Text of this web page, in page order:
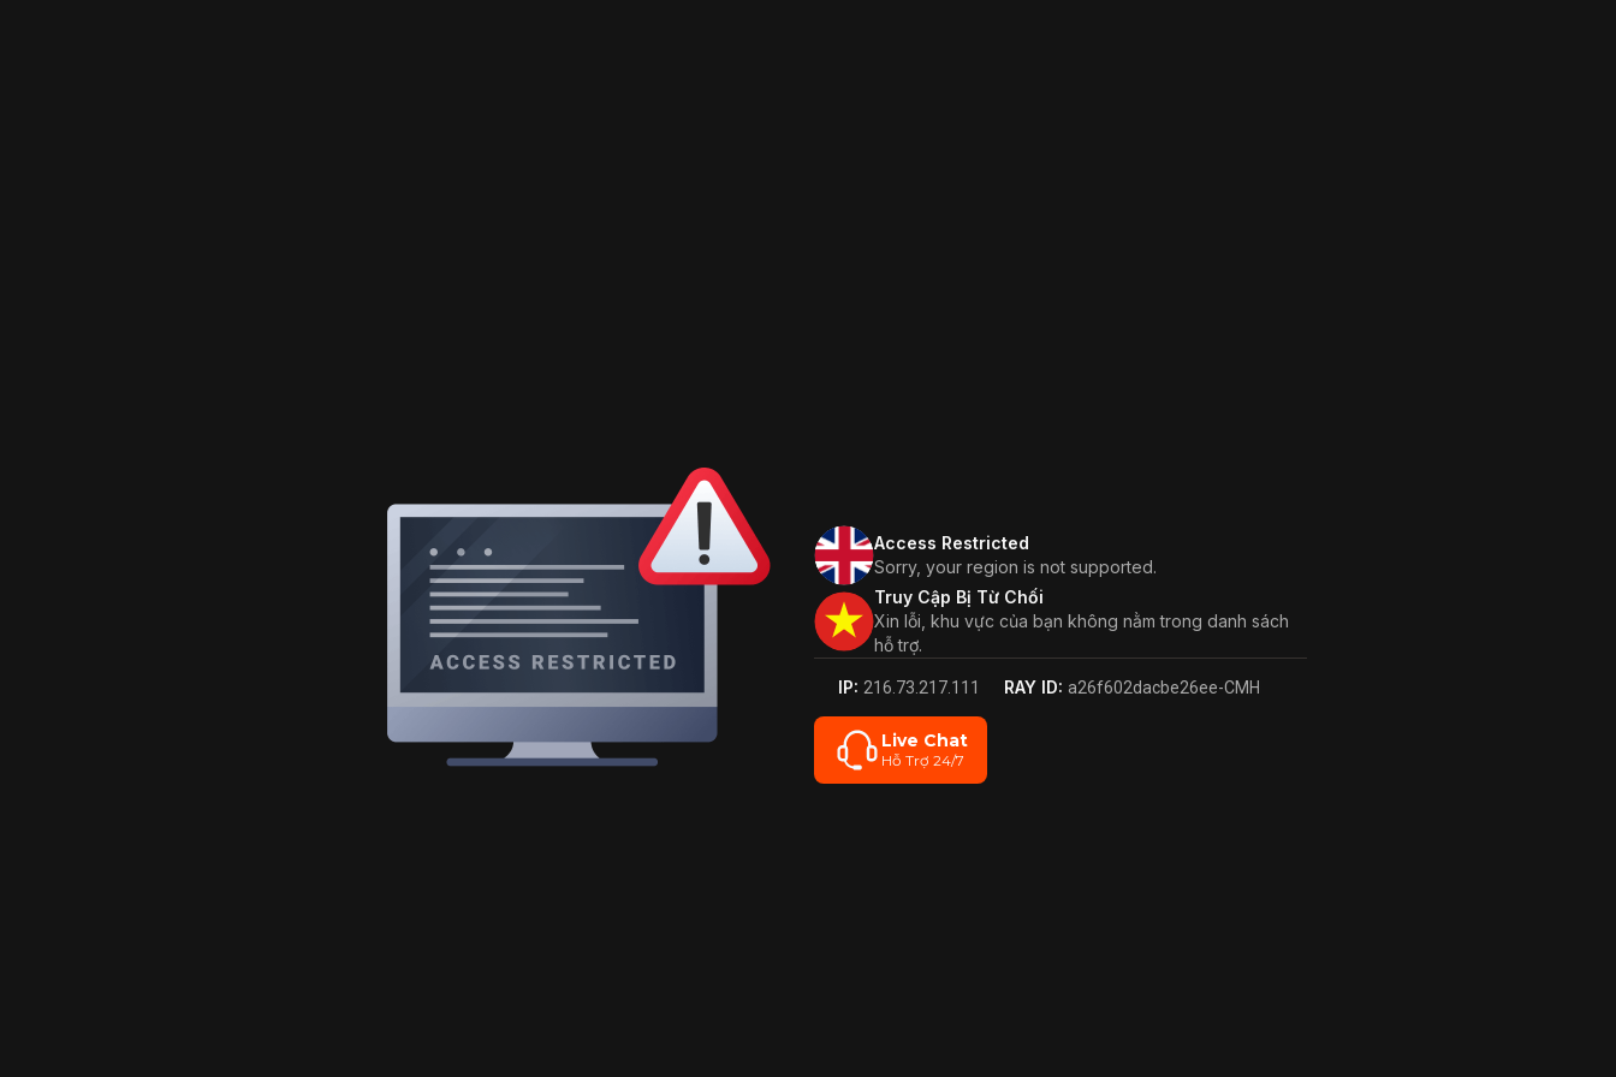
Access Restricted
Sorry, your region is not supported.
Truy Cập Bị Từ Chối
Xin lỗi, khu vực của bạn không nằm trong danh sách
hỗ trợ.
IP: 216.73.217.111 RAY ID: a26f602dacbe26ee-CMH
Live Chat
Hỗ Trợ 24/7